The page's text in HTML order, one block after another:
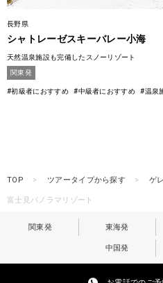
長野県
シャトレーゼスキーバレー小海
天然温泉施設も完備したスノーリゾート
関東発
#初級者におすすめ #中級者におすすめ #温泉
TOP ツアータイプから探す ゲ
富士見パノラマリゾート
関東発 東海発
中国発